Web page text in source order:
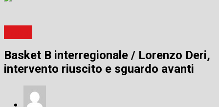
Basket B interregionale / Lorenzo Deri,
intervento riuscito e sguardo avanti